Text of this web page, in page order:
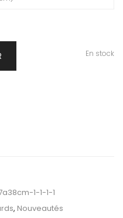
En stock
1-1-1-1
, Nouveautés